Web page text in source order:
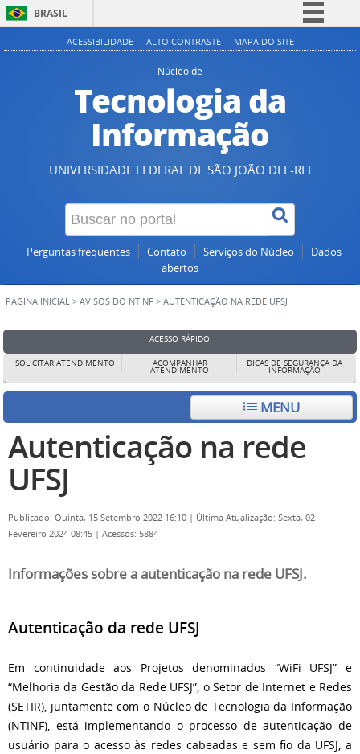
BRASIL
Simplifique!
Participe
Acesso à informação
Legislação
Canais
ACESSIBILIDADE ALTO CONTRASTE MAPA DO SITE
Núcleo de
Tecnologia da
Informação
UNIVERSIDADE FEDERAL DE SÃO JOÃO DEL-REI
Perguntas frequentes Contato Serviços do Núcleo
Dados
abertos
PÁGINA INICIAL > AVISOS DO NTINF > AUTENTICAÇÃO NA REDE UFSJ
ACESSO RÁPIDO
SOLICITAR ATENDIMENTO ACOMPANHAR
ATENDIMENTO
DICAS DE SEGURANÇA DA
INFORMAÇÃO
MENU
Autenticação na rede
UFSJ
Publicado: Quinta, 15 Setembro 2022 16:10 | Última Atualização: Sexta, 02
Fevereiro 2024 08:45 | Acessos: 5884
Informações sobre a autenticação na rede UFSJ.
Autenticação da rede UFSJ
Em continuidade aos Projetos denominados “WiFi UFSJ” e
“Melhoria da Gestão da Rede UFSJ”, o Setor de Internet e Redes
(SETIR), juntamente com o Núcleo de Tecnologia da Informação
(NTINF), está implementando o processo de autenticação de
usuário para o acesso às redes cabeadas e sem fio da UFSJ, a